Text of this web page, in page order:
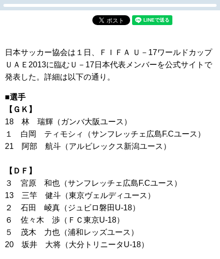
日本サッカー協会は１日、ＦＩＦＡ Ｕ－17ワールドカップ
ＵＡＥ2013に臨むＵ－17日本代表メンバーを公式サイトで
発表した。詳細は以下の通り。
■選手
【ＧＫ】
18 林 瑞輝（ガンバ大阪ユース）
１ 白岡 ティモシィ（サンフレッチェ広島F.Cユース）
21 阿部 航斗（アルビレックス新潟ユース）
【ＤＦ】
３ 宮原 和也（サンフレッチェ広島F.Cユース）
13 三竿 健斗（東京ヴェルディユース）
２ 石田 崚真（ジュビロ磐田U-18）
６ 佐々木 渉（ＦＣ東京U-18）
５ 茂木 力也（浦和レッズユース）
20 坂井 大将（大分トリニータU-18）